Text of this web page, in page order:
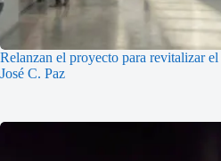
Relanzan el proyecto para revitalizar
José C. Paz